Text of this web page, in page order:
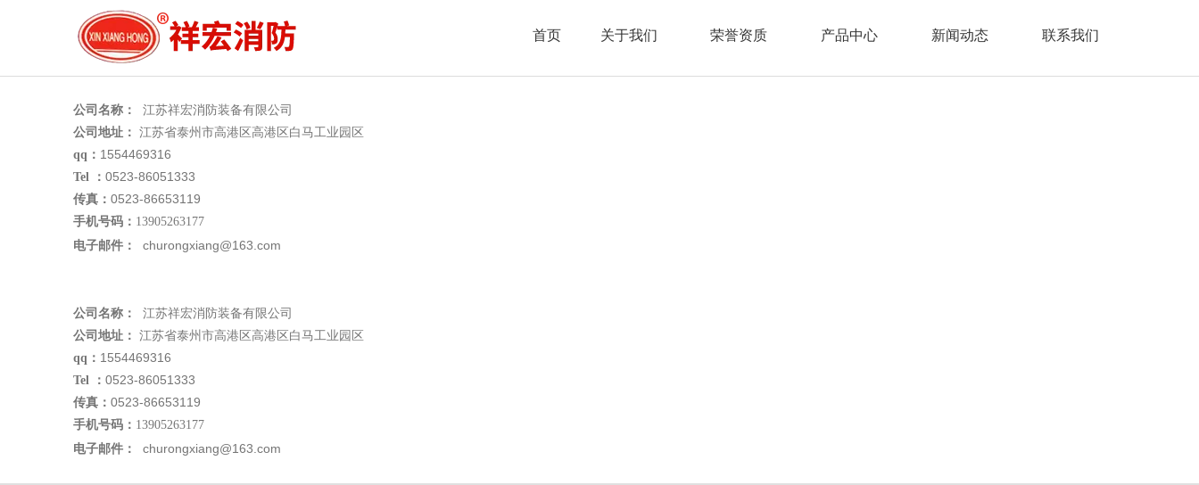
首页 关于我们 荣誉资质 产品中心 新闻动态 联系我们
公司名称： 江苏祥宏消防装备有限公司
公司地址： 江苏省泰州市高港区高港区白马工业园区
qq： 1554469316
Tel ： 0523-86051333
传真： 0523-86653119
手机号码： 13905263177
电子邮件：
churongxiang@163.com
公司名称： 江苏祥宏消防装备有限公司
公司地址： 江苏省泰州市高港区高港区白马工业园区
qq： 1554469316
Tel ： 0523-86051333
传真： 0523-86653119
手机号码： 13905263177
电子邮件：
churongxiang@163.com